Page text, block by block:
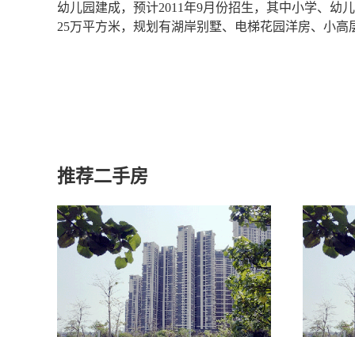
幼儿园建成，预计2011年9月份招生，其中小学、幼
25万平方米，规划有湖岸别墅、电梯花园洋房、小高
推荐二手房